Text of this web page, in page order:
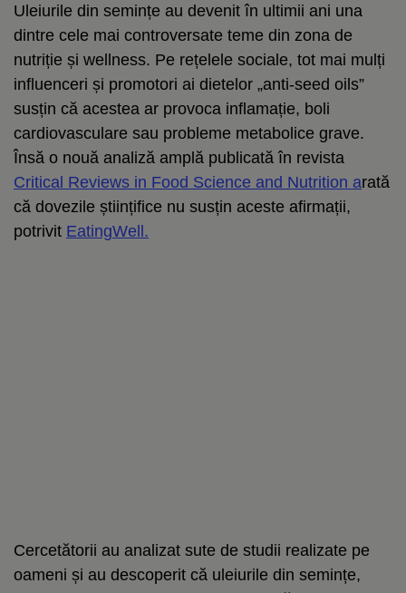
Uleiurile din semințe au devenit în ultimii ani una
dintre cele mai controversate teme din zona de
nutriție și wellness. Pe rețelele sociale, tot mai mulți
influenceri și promotori ai dietelor „anti-seed oils”
susțin că acestea ar provoca inflamație, boli
cardiovasculare sau probleme metabolice grave.
Însă o nouă analiză amplă publicată în revista
Critical Reviews in Food Science and Nutrition arată
că dovezile științifice nu susțin aceste afirmații,
potrivit EatingWell.
Cercetătorii au analizat sute de studii realizate pe
oameni și au descoperit că uleiurile din semințe,